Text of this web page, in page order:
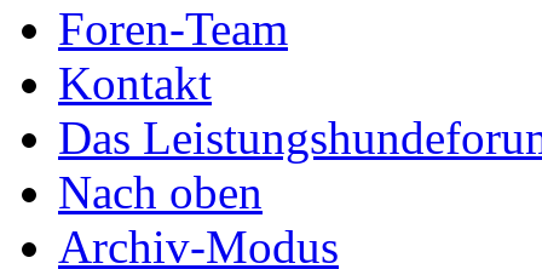
Foren-Team
Kontakt
Das
Nach oben
Archiv-Modus